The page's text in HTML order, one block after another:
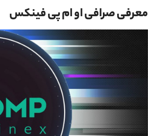
معرفی صرافی او ام پی فینکس